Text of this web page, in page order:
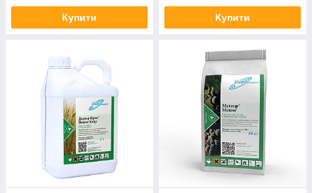
Купити Купити